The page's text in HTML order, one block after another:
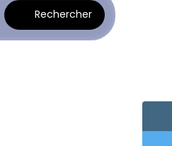
Rechercher